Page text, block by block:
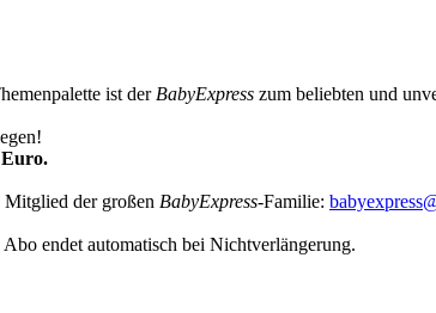
ist der BabyExpress zum beliebten und
der großen BabyExpress-Familie:
endet automatisch bei Nichtverlängerung.